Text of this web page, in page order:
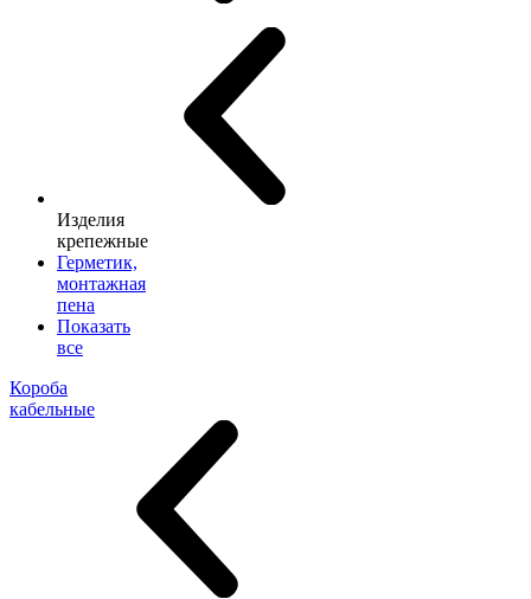
Изделия
крепежные
Герметик,
монтажная
пена
Показать
все
Короба
кабельные